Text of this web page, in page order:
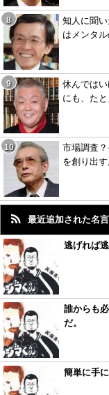
知人に聞
はメンタ
休んでは
にも、た
市場調査
を創り出
最近追加された名
逃げれば
誰からも
だ。
簡単に手